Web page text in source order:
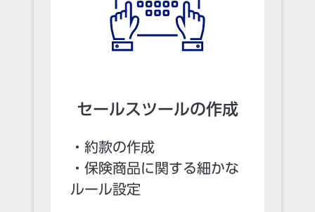
セールスツールの作成
・約款の作成
・保険商品に関する細かな
ルール設定